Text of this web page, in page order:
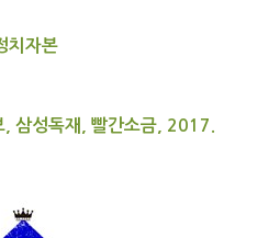
치자본
삼성독재, 빨간소금, 2017.